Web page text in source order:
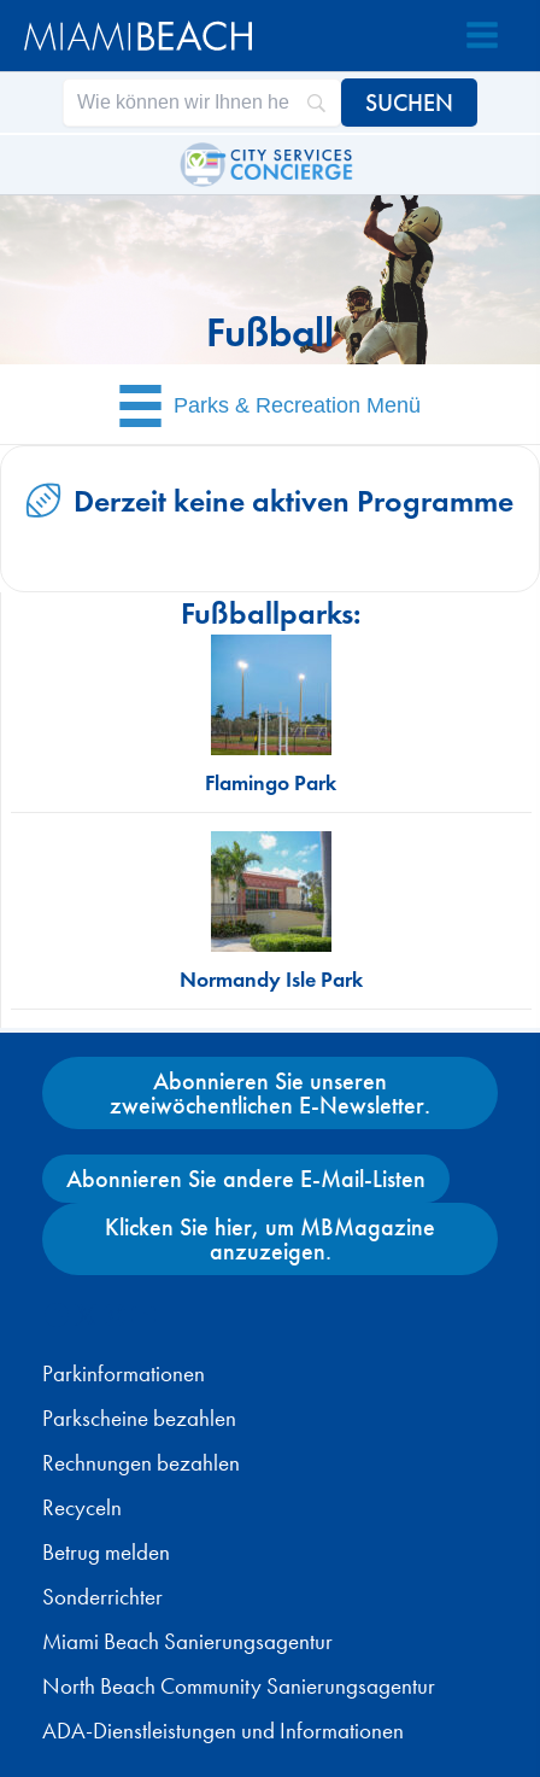
Zum
Inhalt
Zum
Inhalt
Fußball
Parks & Recreation Menü
Derzeit keine aktiven Programme
Fußballparks:
Flamingo Park
Normandy Isle Park
Abonnieren Sie unseren
zweiwöchentlichen E-Newsletter.
Abonnieren Sie andere E-Mail-Listen
Klicken Sie hier, um MBMagazine
anzuzeigen.
Parkinformationen
Parkscheine bezahlen
Rechnungen bezahlen
Recyceln
Betrug melden
Sonderrichter
Miami Beach Sanierungsagentur
North Beach Community Sanierungsagentur
ADA-Dienstleistungen und Informationen